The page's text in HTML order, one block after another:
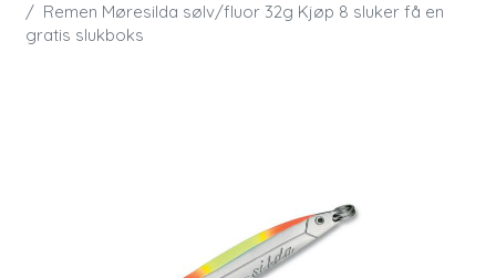
Remen Møresilda sølv/fluor 32g Kjøp 8 sluker få en
gratis slukboks